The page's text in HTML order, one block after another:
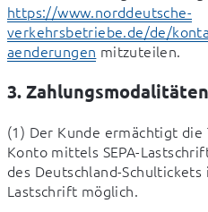
https://www.norddeutsche-
verkehrsbetriebe.de/de/
aenderungen mitzuteilen.
3.
(1) Der Kunde ermächtigt die
Konto mittels SEPA-
des Deutschland-
Lastschrift möglich.